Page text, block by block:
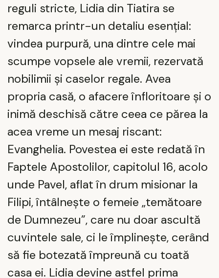
reguli stricte, Lidia din Tiatira se
remarca printr-un detaliu esențial:
vindea purpură, una dintre cele mai
scumpe vopsele ale vremii, rezervată
nobilimii și caselor regale. Avea
propria casă, o afacere înfloritoare și o
inimă deschisă către ceea ce părea la
acea vreme un mesaj riscant:
Evanghelia. Povestea ei este redată în
Faptele Apostolilor, capitolul 16, acolo
unde Pavel, aflat în drum misionar la
Filipi, întâlnește o femeie „temătoare
de Dumnezeu”, care nu doar ascultă
cuvintele sale, ci le împlinește, cerând
să fie botezată împreună cu toată
casa ei. Lidia devine astfel prima